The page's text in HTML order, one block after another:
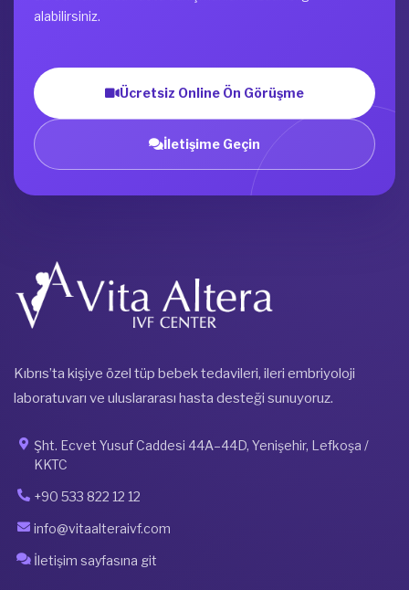
alabilirsiniz.
Ücretsiz Online Ön Görüşme
İletişime Geçin
Kıbrıs’ta kişiye özel tüp bebek tedavileri, ileri embriyoloji
laboratuvarı ve uluslararası hasta desteği sunuyoruz.
Şht. Ecvet Yusuf Caddesi 44A–44D, Yenişehir, Lefkoşa /
KKTC
+90 533 822 12 12
info@vitaalteraivf.com
İletişim sayfasına git